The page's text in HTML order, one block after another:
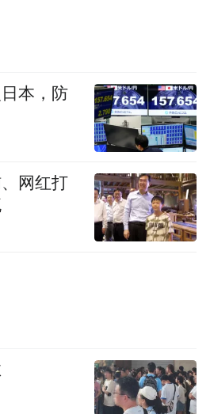
比，国际足球赛事对于展
为克制。球迷熟悉的是队
事标识，而不是个人履
本，防
网红打